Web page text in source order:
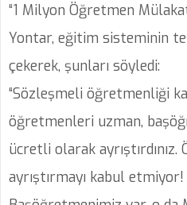
“1 Milyon Öğretmen
Yontar, eğitim sisteminin
çekerek, şunları söyledi:
“Sözleşmeli öğretmenliği
öğretmenleri uzman,
ücretli olarak
ayrıştırmayı kabul